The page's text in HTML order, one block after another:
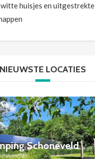
huisjes en uitgestrekte
NIEUWSTE LOCATIES
Schoneveld